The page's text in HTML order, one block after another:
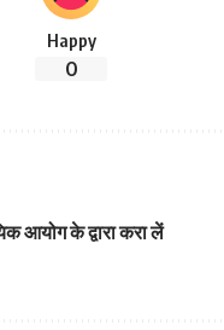
Happy
0
आयोग के द्वारा करा लें